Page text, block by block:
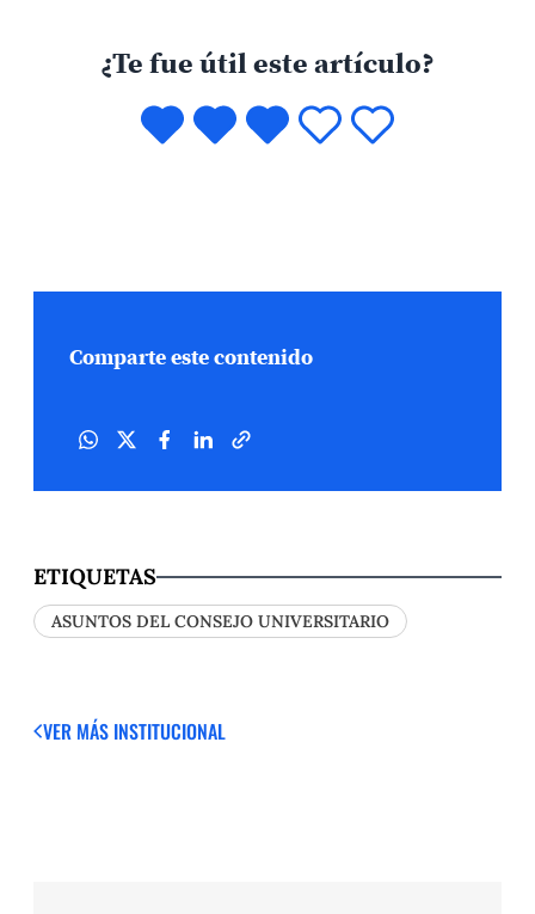
¿Te fue útil este artículo?
Comparte este contenido
ETIQUETAS
ASUNTOS DEL CONSEJO UNIVERSITARIO
VER MÁS INSTITUCIONAL